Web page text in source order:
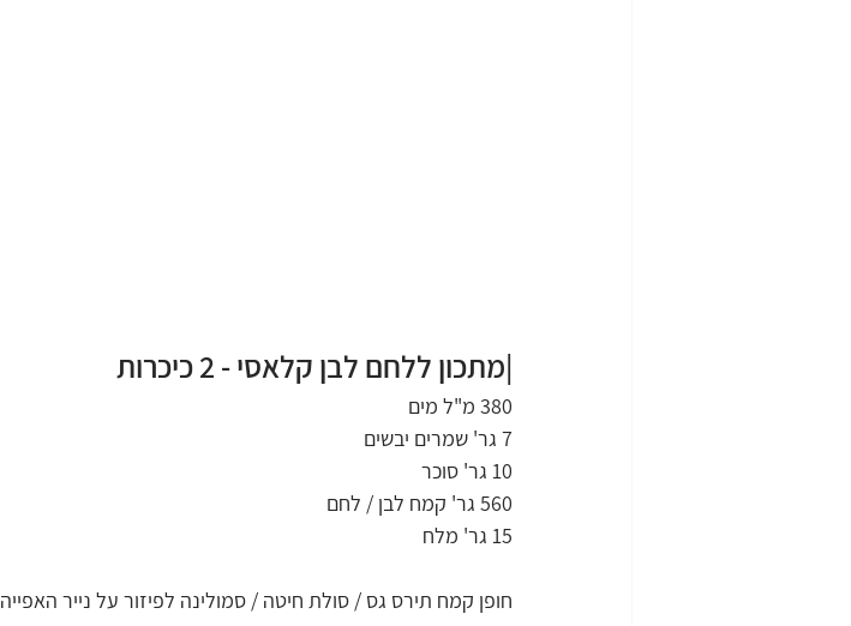
|מתכון ללחם לבן קלאסי - 2 כיכרות
380 מ"ל מים
7 גר' שמרים יבשים
10 גר' סוכר
560 גר' קמח לבן / לחם
15 גר' מלח
חופן קמח תירס גס / סולת חיטה / סמולינה לפיזור על נייר האפייה